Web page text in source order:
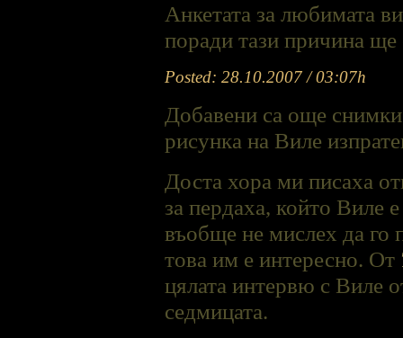
Анкетата за любимата
поради тази причина
Posted: 28.10.2007 / 03:07h
Добавени са още
рисунка на Виле
Доста хора ми писаха
за пердаха, който Виле
въобще не мислех да го
това им е интересно. От
цялата интервю с Виле
седмицата.